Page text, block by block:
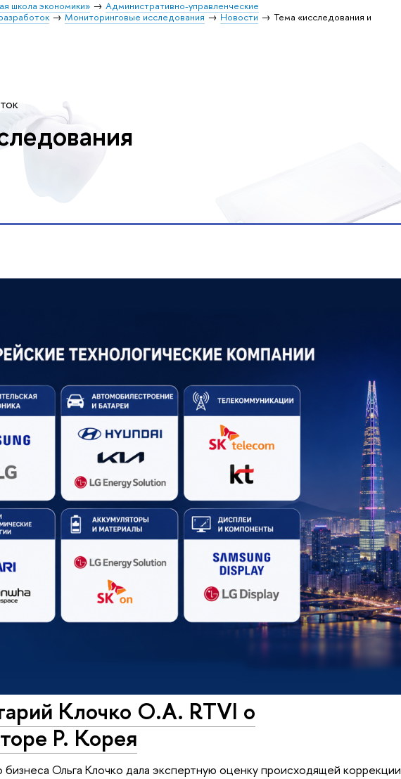
школа экономики»
Административно-управленческие
Мониторинговые исследования Новости Тема «исследования и
Клочко О.А. RTVI о
Р. Корея
бизнеса Ольга Клочко дала экспертную оценку происходящей коррекции